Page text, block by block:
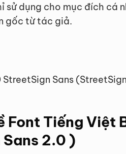
sử dụng cho mục đích cá
gốc từ tác giả.
StreetSign Sans
Font Tiếng Việt
2.0 )